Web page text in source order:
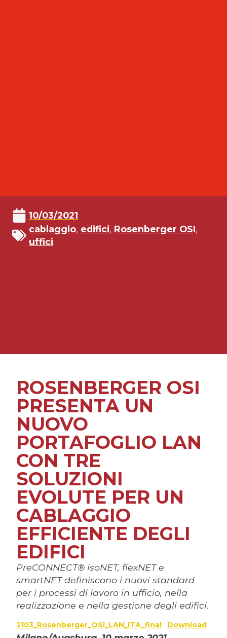
10/03/2021
cablaggio, edifici, Rosenberger OSI,
uffici
ROSENBERGER OSI
PRESENTA UN
NUOVO
PORTAFOGLIO LAN
CON TRE
SOLUZIONI
EVOLUTE PER UN
CABLAGGIO
EFFICIENTE DEGLI
EDIFICI
PreCONNECT® isoNET, flexNET e
smartNET definiscono i nuovi standard
per i processi di lavoro in ufficio, nella
realizzazione e nella gestione degli edifici.
2103_Rosenberger_OSI_LAN_ITA_final Download